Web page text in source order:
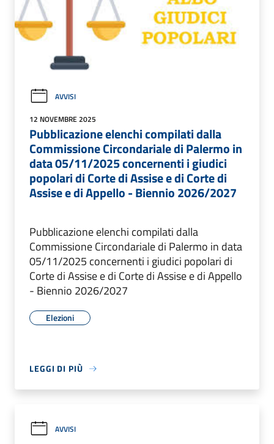
AVVISI
12 NOVEMBRE 2025
Pubblicazione elenchi compilati dalla
Commissione Circondariale di Palermo in
data 05/11/2025 concernenti i giudici
popolari di Corte di Assise e di Corte di
Assise e di Appello - Biennio 2026/2027
Pubblicazione elenchi compilati dalla
Commissione Circondariale di Palermo in data
05/11/2025 concernenti i giudici popolari di
Corte di Assise e di Corte di Assise e di Appello
- Biennio 2026/2027
Elezioni
LEGGI DI PIÙ
AVVISI